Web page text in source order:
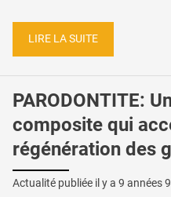
LIRE LA SUITE
PARODONTITE:
composite qui
régénération des
Actualité publiée il y a 9 années